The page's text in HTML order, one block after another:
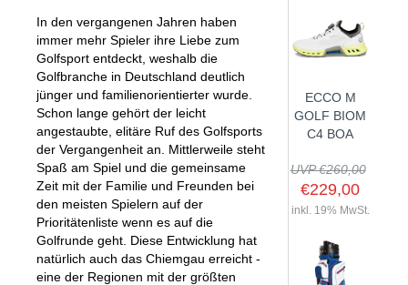
GOLFSCHLÄGER
DRIVER
FAIRWAYHÖLZER
EISENSÄTZE
WEDGES
HYBRIDS
DRIVING EISEN
PUTTER
KINDER GOLFSCHLÄGER
BAGS
CARTBAGS
STANDBAGS
TRAVELBAGS
SONSTIGE BAGS
TROLLIES
PUSH- & PULLTROLLIES
ELEKTROTROLLIES
TROLLEY ZUBEHÖR
BÄLLE
GOLFBÄLLE
LOGOBÄLLE
SCHUHE
HERREN GOLFSCHUHE
DAMEN GOLFSCHUHE
KINDER GOLFSCHUHE
BEKLEIDUNG
HERREN
DAMEN
CAPS
HANDSCHUHE
HERREN GOLFHANDSCHUHE
DAMEN GOLFHANDSCHUHE
ZUBEHÖR
ENTFERNUNGSMESSER
KOMPONENTEN
In den vergangenen Jahren haben
immer mehr Spieler ihre Liebe zum
Golfsport entdeckt, weshalb die
Golfbranche in Deutschland deutlich
jünger und familienorientierter wurde.
Schon lange gehört der leicht
angestaubte, elitäre Ruf des Golfsports
der Vergangenheit an. Mittlerweile steht
Spaß am Spiel und die gemeinsame
Zeit mit der Familie und Freunden bei
den meisten Spielern auf der
Prioritätenliste wenn es auf die
Golfrunde geht. Diese Entwicklung hat
natürlich auch das Chiemgau erreicht -
eine der Regionen mit der größten
ECCO M
GOLF BIOM
C4 BOA
UVP €260,00
€229,00
inkl. 19% MwSt.